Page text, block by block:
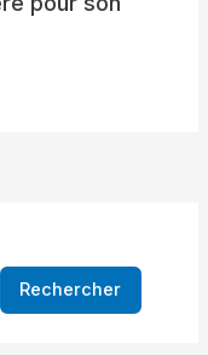
Rechercher